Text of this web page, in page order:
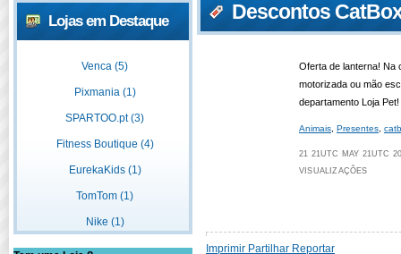
Lojas em Destaque
Venca (5)
Pixmania (1)
SPARTOO.pt (3)
Fitness Boutique (4)
EurekaKids (1)
TomTom (1)
Nike (1)
Descontos
Oferta de lanterna! Na
motorizada ou mão
departamento Loja Pet!
Animais Presentes
21 21UTC MAY 21UTC
VISUALIZAÇÕES
Imprimir Partilhar Reportar